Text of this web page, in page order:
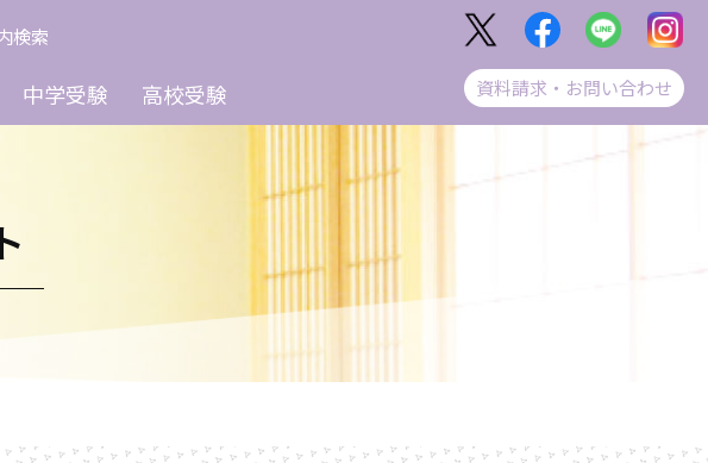
検索
資料請求・お問い合わせ
中学受験 高校受験